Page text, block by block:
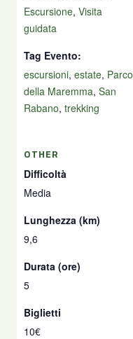
Escursione, Visita
guidata
Tag Evento:
escursioni, estate, Parco
della Maremma, San
Rabano, trekking
OTHER
Difficoltà
Media
Lunghezza (km)
9,6
Durata (ore)
5
Biglietti
10€